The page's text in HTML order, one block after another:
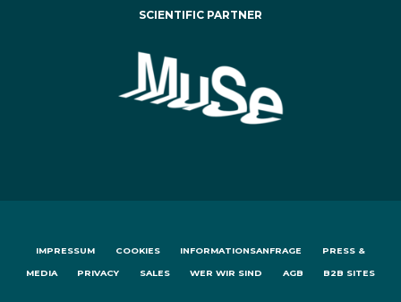
SCIENTIFIC PARTNER
IMPRESSUM COOKIES INFORMATIONSANFRAGE PRESS &
MEDIA PRIVACY SALES WER WIR SIND AGB B2B SITES